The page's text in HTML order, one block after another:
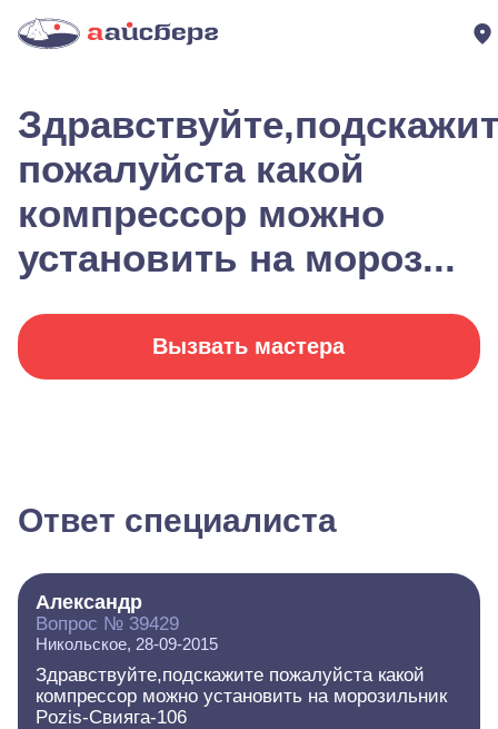
пожалуйста какой
компрессор можно
установить на мороз...
Вызвать мастера
Ответ специалиста
Александр
Вопрос № 39429
Никольское, 28-09-2015
Здравствуйте,подскажите пожалуйста какой
компрессор можно установить на морозильник
Pozis-Свияга-106